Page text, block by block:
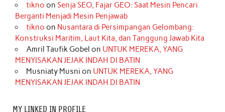
tikno on Senja SEO, Fajar GEO: Saat Mesin Pencari
Berganti Menjadi Mesin Penjawab
tikno on Nusantara di Persimpangan Gelombang:
Konstruksi Maritim, Laut Kita, dan Tanggung Jawab Kita
Amril Taufik Gobel on UNTUK MEREKA, YANG
MENYISAKAN JEJAK INDAH DI BATIN
Musniaty Musni on UNTUK MEREKA, YANG
MENYISAKAN JEJAK INDAH DI BATIN
MY LINKED IN PROFILE